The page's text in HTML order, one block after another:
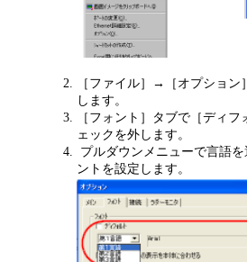
［ファイル］→［オプション
します。
［フォント］タブで［ディフ
ェックを外します。
プルダウンメニューで言語
ントを設定します。